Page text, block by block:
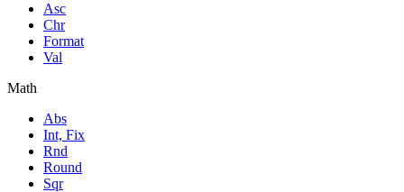
Asc
Chr
Format
Val
Math
Abs
Int, Fix
Rnd
Round
Sqr